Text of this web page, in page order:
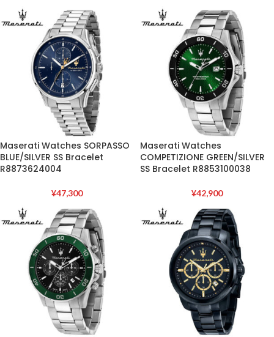
Maserati Watches SORPASSO
BLUE/SILVER SS Bracelet
R8873624004
¥47,300
Maserati Watches
COMPETIZIONE GREEN/SILVER
SS Bracelet R8853100038
¥42,900